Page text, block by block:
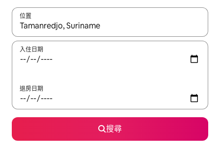
位置
如有搜尋結果，瀏覽內容時請使用上下箭頭，或輕點、滑動裝置。
入住日期
退房日期
搜尋